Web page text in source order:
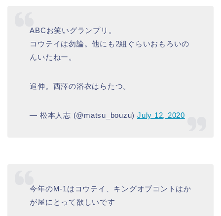
ABCお笑いグランプリ。
コウテイは勿論。他にも2組ぐらいおもろいの
んいたねー。
追伸。西澤の浴衣はらたつ。
— 松本人志 (@matsu_bouzu) July 12, 2020
今年のM-1はコウテイ、キングオブコントはか
が屋にとって欲しいです